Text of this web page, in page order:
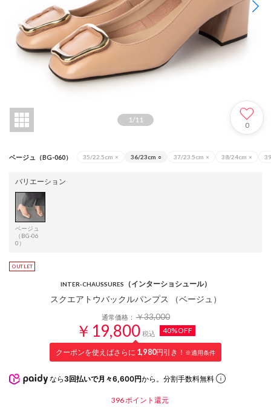
1/11
0
ベージュ（BG-060） 35/22.5cm × 36/23cm ○ 37/23.5cm × 38/24cm ×
バリエーション
ベージュ
（BG-06
0）
INTER-CHAUSSURES （インターショシュール）
スクエアトウバックルパンプス （ベージュ）
通常価格：￥33,000
￥19,800 税込 40%OFF
クーポンを使えばさらに 1,980円引き！ ※適用条件
なら 3回払いで月々6,600円から。分割手数料無料
396 ポイント還元